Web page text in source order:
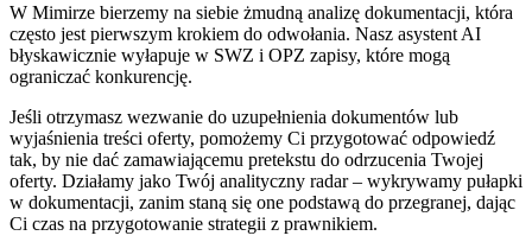
W Mimirze bierzemy na siebie żmudną analizę dokumentacji, która
często jest pierwszym krokiem do odwołania. Nasz asystent AI
błyskawicznie wyłapuje w SWZ i OPZ zapisy, które mogą
ograniczać konkurencję.
Jeśli otrzymasz wezwanie do uzupełnienia dokumentów lub
wyjaśnienia treści oferty, pomożemy Ci przygotować odpowiedź
tak, by nie dać zamawiającemu pretekstu do odrzucenia Twojej
oferty. Działamy jako Twój analityczny radar – wykrywamy pułapki
w dokumentacji, zanim staną się one podstawą do przegranej, dając
Ci czas na przygotowanie strategii z prawnikiem.